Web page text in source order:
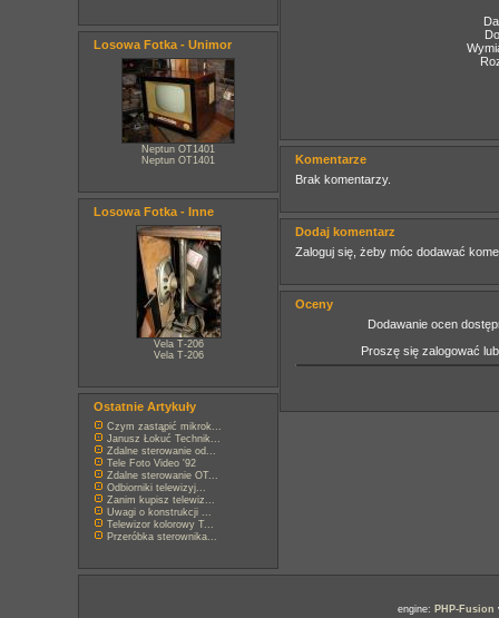
Losowa Fotka - Unimor
Neptun OT1401
Neptun OT1401
Losowa Fotka - Inne
Vela T-206
Vela T-206
Ostatnie Artykuły
Czym zastąpić mikrok...
Janusz Łokuć Technik...
Zdalne sterowanie od...
Tele Foto Video '92
Zdalne sterowanie OT...
Odbiorniki telewizyj...
Zanim kupisz telewiz...
Uwagi o konstrukcji ...
Telewizor kolorowy T...
Przeróbka sterownika...
Komentarze
Brak komentarzy.
Dodaj komentarz
Zaloguj się, żeby móc dodawać
Oceny
Dodawanie ocen
Proszę się zalogować
engine: PHP-Fusion